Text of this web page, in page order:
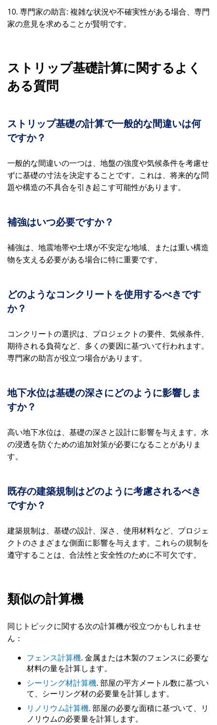
10. 専門家の助言: 複雑な状況や不確実性がある場合、専門
家の意見を求めることが賢明です。
ストリップ基礎計算に関するよく
ある質問
ストリップ基礎の計算で一般的な間違いは何
ですか？
一般的な間違いの一つは、地盤の強度や気候条件を考慮せ
ずに基礎の寸法を決定することです。これは、将来的な問
題や構造の不具合を引き起こす可能性があります。
補強はいつ必要ですか？
補強は、地震地帯や土壌が不安定な地域、または重い構造
物を支える必要がある場合に特に重要です。
どのようなコンクリートを使用するべきです
か？
コンクリートの選択は、プロジェクトの要件、気候条件、
期待される負荷など、多くの要因に基づいて行われます。
専門家の助言が役立つ場合があります。
地下水位は基礎の深さにどのように影響しま
すか？
高い地下水位は、基礎の深さと設計に影響を与えます。水
の浸透を防ぐための追加対策が必要になることがありま
す。
既存の建築規制はどのように考慮されるべき
ですか？
建築規制は、基礎の設計、深さ、使用材料など、プロジェ
クトのさまざまな側面に影響を与えます。これらの規制を
遵守することは、合法性と安全性のために不可欠です。
類似の計算機
同じトピックに関する次の計算機が役立つかもしれませ
ん：
フェンス計算機. 金属または木製のフェンスに必要な
材料の量を計算します。
シーリング材計算機. 部屋の平方メートル数に基づい
て、シーリング材の必要量を計算します。
リノリウム計算機. 部屋の必要な面積に基づいて、リ
ノリウムの必要量を計算します。